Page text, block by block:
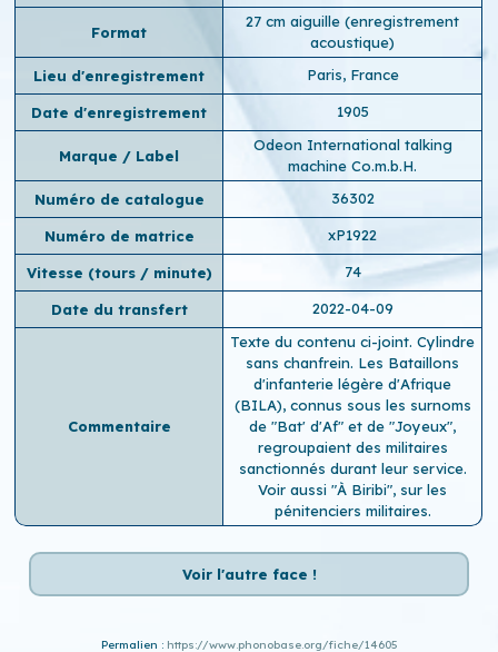
Format
27 cm aiguille (enregistrement
acoustique)
Lieu d'enregistrement
Paris, France
Date d'enregistrement 1905
Marque / Label
Odeon International talking
machine Co.m.b.H.
Numéro de catalogue
36302
Numéro de matrice xP1922
Vitesse (tours / minute) 74
Date du transfert 2022-04-09
Commentaire
Texte du contenu ci-joint. Cylindre
sans chanfrein. Les Bataillons
d'infanterie légère d'Afrique
(BILA), connus sous les surnoms
de "Bat' d'Af" et de "Joyeux",
regroupaient des militaires
sanctionnés durant leur service.
Voir aussi "À Biribi", sur les
pénitenciers militaires.
Voir l'autre face !
Permalien : https://www.phonobase.org/fiche/14605